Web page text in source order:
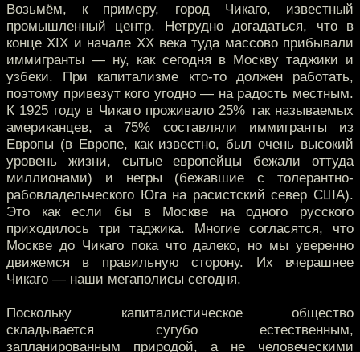
Возьмём, к примеру, город Чикаго, известный
промышленный центр. Нетрудно догадаться, что в
конце XIX и начале ХХ века туда массово прибывали
иммигранты — ну, как сегодня в Москву таджики и
узбеки. При капитализме кто-то должен работать,
поэтому привезут кого угодно — на радость местным.
К 1925 году в Чикаго проживало 25% так называемых
американцев, а 75% составляли иммигранты из
Европы (в Европе, как известно, был очень высокий
уровень жизни, сытые европейцы бежали оттуда
миллионами) и негры (бежавшие с толерантно-
рабовладельческого Юга на расистский север США).
Это как если бы в Москве на одного русского
приходилось три таджика. Многие согласятся, что
Москве до Чикаго пока что далеко, но мы уверенно
движемся в правильную сторону. Их вчерашнее
Чикаго — наши мегаполисы сегодня.
Поскольку капиталистическое общество
складывается сугубо естественным,
запланированным природой, а не человеческими